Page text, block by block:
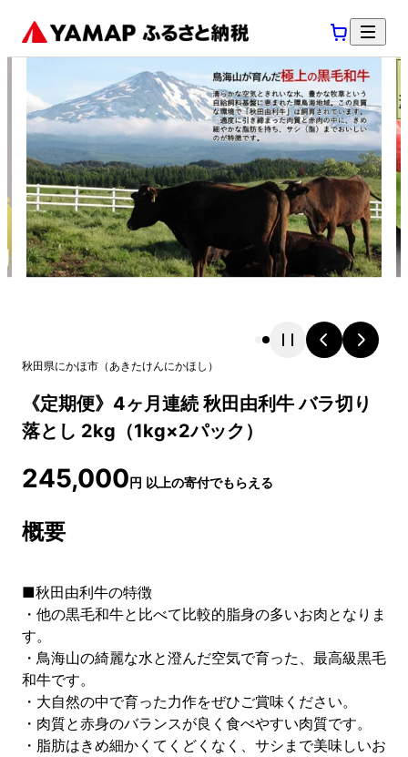
秋田県にかほ市 （あきたけんにかほし ）
《定期便》4ヶ月連続 秋田由利牛 バラ切り
落とし 2kg（1kg×2パック）
245,000円 以上の寄付でもらえる
概要
■秋田由利牛の特徴
・他の黒毛和牛と比べて比較的脂身の多いお肉となりま
す。
・鳥海山の綺麗な水と澄んだ空気で育った、最高級黒毛
和牛です。
・大自然の中で育った力作をぜひご賞味ください。
・肉質と赤身のバランスが良く食べやすい肉質です。
・脂肪はきめ細かくてくどくなく、サシまで美味しいお